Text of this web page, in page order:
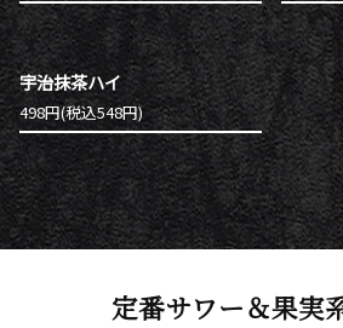
宇治抹茶ハイ
498円(税込548円)
定番サワー＆果実